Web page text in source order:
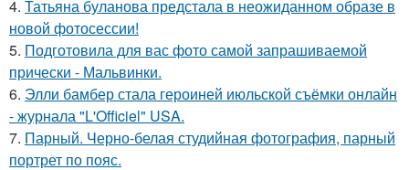
4. Татьяна буланова предстала в неожиданном образе в
новой фотосессии!
5. Подготовила для вас фото самой запрашиваемой
прически - Мальвинки.
6. Элли бамбер стала героиней июльской съёмки онлайн
- журнала "L'Officiel" USA.
7. Парный. Черно-белая студийная фотография, парный
портрет по пояс.